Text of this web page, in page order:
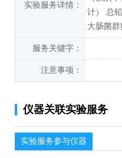
实验服务详情：
计） 总
大肠菌群
服务关键字：
注意事项：
仪器关联实验服务
实验服务参与仪器